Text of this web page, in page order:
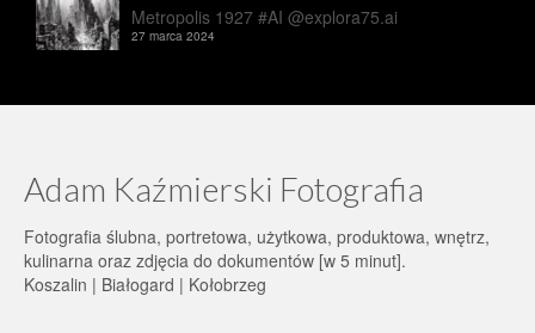
Metropolis 1927 #AI @explora75.ai
27 marca 2024
Adam Kaźmierski Fotografia
Fotografia ślubna, portretowa, użytkowa, produktowa, wnętrz,
kulinarna oraz zdjęcia do dokumentów [w 5 minut].
Koszalin | Białogard | Kołobrzeg